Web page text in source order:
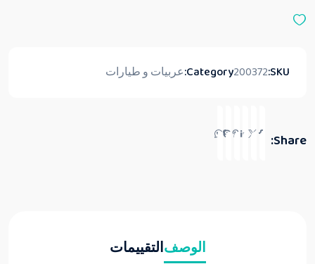
ن
SKU:
200372
Category: عربيات و طيارات
Share:
الوصفالتقييمات